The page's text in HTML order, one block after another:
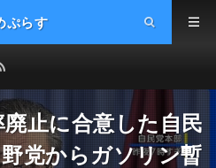
ぷらす
止に合意した自民
党からガソリン暫